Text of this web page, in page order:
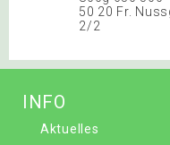
50 20 Fr.
2/2
INFO
Aktuelles